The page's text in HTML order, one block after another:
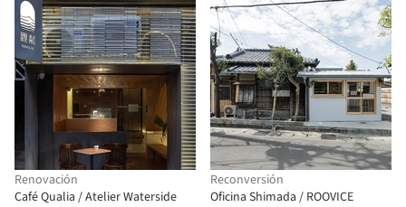
Renovación
Café Qualia / Atelier Waterside
Reconversión
Oficina Shimada / ROOVICE